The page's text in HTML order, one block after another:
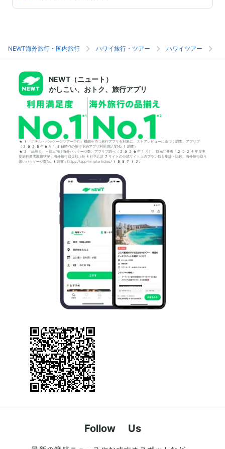
NEWT海外旅行・国内旅行 ハワイ旅行・ツアー ハワイツアー
NEWT（ニュート）
かしこい、おトク、旅行アプリ
*1「ホテル・パッケージツアー予約」機能を持つ旅行アプリを対象に、ストアレビューに基づく調査。アプリブ
（2025年6月18日時点の旅行予約アプリ利用満足度No.1調査）
*2「品揃え」＝個人向け海外パッケージ数。アプリブ調べ（2026年1月）。観光庁発表「2024年度主
要旅行業者取扱状況」海外旅行取扱額上位4社含む計7サイトの公式サイト上のプラン数を集計・比較。海外旅行取り
扱いパッケージ数No.1調査：https://app-liv.jp/articles/155712/
Follow Us